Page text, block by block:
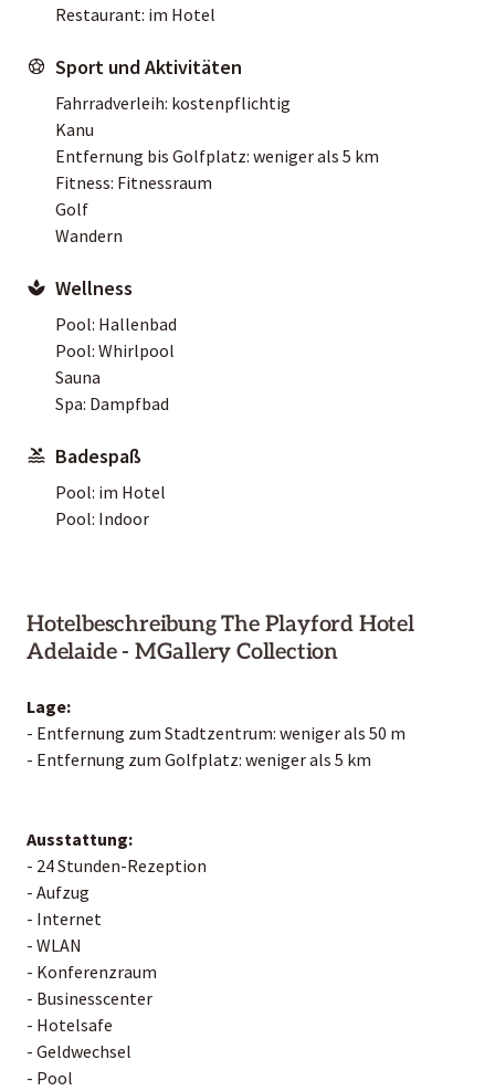
Restaurant: im Hotel
Sport und Aktivitäten
Fahrradverleih: kostenpflichtig
Kanu
Entfernung bis Golfplatz: weniger als 5 km
Fitness: Fitnessraum
Golf
Wandern
Wellness
Pool: Hallenbad
Pool: Whirlpool
Sauna
Spa: Dampfbad
Badespaß
Pool: im Hotel
Pool: Indoor
Hotelbeschreibung The Playford Hotel
Adelaide - MGallery Collection
Lage:
- Entfernung zum Stadtzentrum: weniger als 50 m
- Entfernung zum Golfplatz: weniger als 5 km
Ausstattung:
- 24 Stunden-Rezeption
- Aufzug
- Internet
- WLAN
- Konferenzraum
- Businesscenter
- Hotelsafe
- Geldwechsel
- Pool